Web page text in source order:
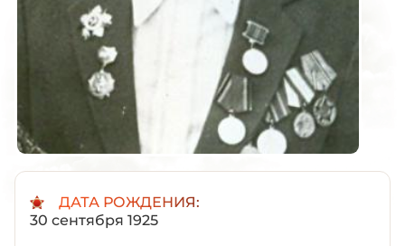
ДАТА РОЖДЕНИЯ:
30 сентября 1925